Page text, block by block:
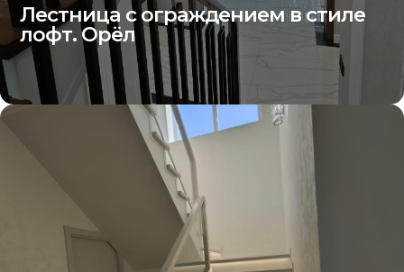
Лестница с ограждением в стиле
лофт. Орёл